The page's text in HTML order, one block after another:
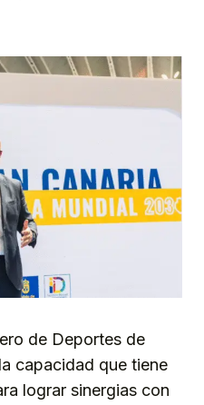
de Deportes de
capacidad que tiene
lograr sinergias con